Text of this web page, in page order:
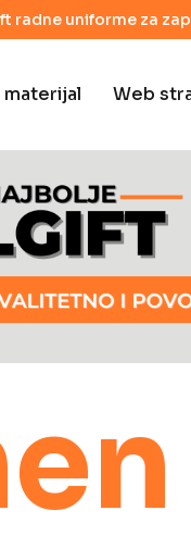
radne uniforme za
materijal Web